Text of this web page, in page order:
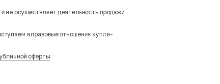
не осуществляет деятельность продажи
в правовые отношения купли-
оферты.